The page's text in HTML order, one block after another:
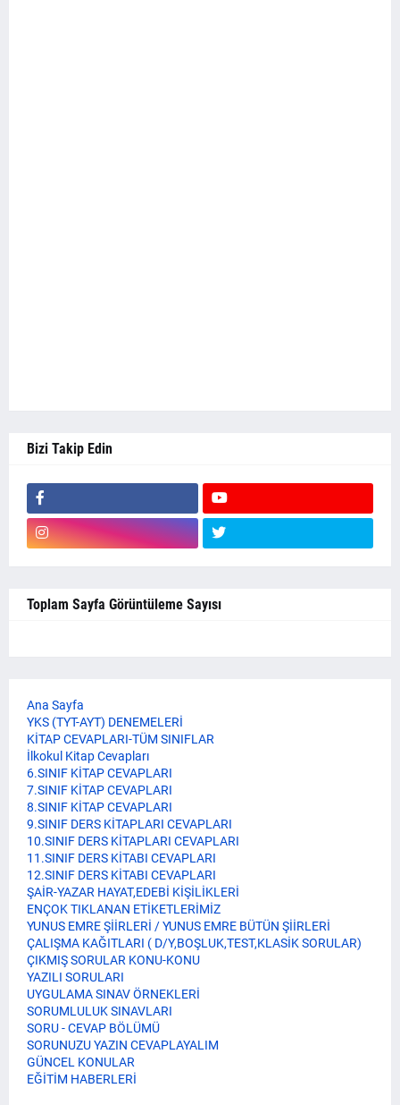
Bizi Takip Edin
Toplam Sayfa Görüntüleme Sayısı
Ana Sayfa
YKS (TYT-AYT) DENEMELERİ
KİTAP CEVAPLARI-TÜM SINIFLAR
İlkokul Kitap Cevapları
6.SINIF KİTAP CEVAPLARI
7.SINIF KİTAP CEVAPLARI
8.SINIF KİTAP CEVAPLARI
9.SINIF DERS KİTAPLARI CEVAPLARI
10.SINIF DERS KİTAPLARI CEVAPLARI
11.SINIF DERS KİTABI CEVAPLARI
12.SINIF DERS KİTABI CEVAPLARI
ŞAİR-YAZAR HAYAT,EDEBİ KİŞİLİKLERİ
ENÇOK TIKLANAN ETİKETLERİMİZ
YUNUS EMRE ŞİİRLERİ / YUNUS EMRE BÜTÜN ŞİİRLERİ
ÇALIŞMA KAĞITLARI ( D/Y,BOŞLUK,TEST,KLASİK SORULAR)
ÇIKMIŞ SORULAR KONU-KONU
YAZILI SORULARI
UYGULAMA SINAV ÖRNEKLERİ
SORUMLULUK SINAVLARI
SORU - CEVAP BÖLÜMÜ
SORUNUZU YAZIN CEVAPLAYALIM
GÜNCEL KONULAR
EĞİTİM HABERLERİ